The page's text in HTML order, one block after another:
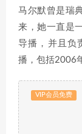
马尔默曾是瑞
来，她一直是
导播，并且负
播，包括2006
VIP会员免费